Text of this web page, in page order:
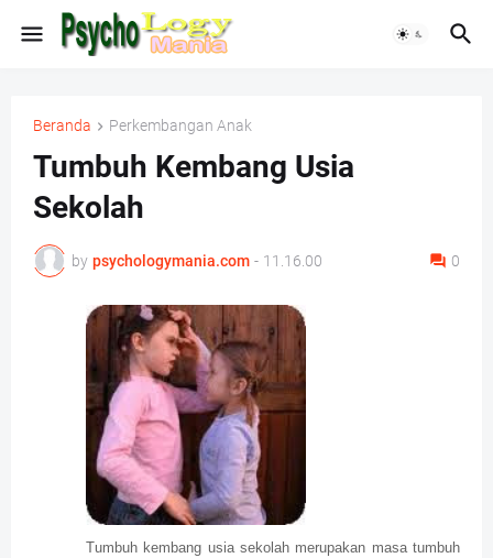
Beranda Perkembangan Anak
Tumbuh Kembang Usia
Sekolah
by psychologymania.com - 11.16.00 0
Tumbuh kembang usia sekolah merupakan masa tumbuh